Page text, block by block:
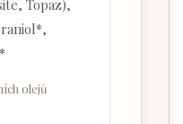
Topaz),
olejů